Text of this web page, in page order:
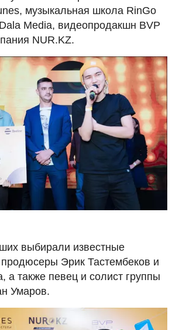
музыкальная школа RinGo
Media, видеопродакшн BVP
NUR.KZ.
выбирали известные
продюсеры Эрик Тастембеков и
а также певец и солист группы
Умаров.